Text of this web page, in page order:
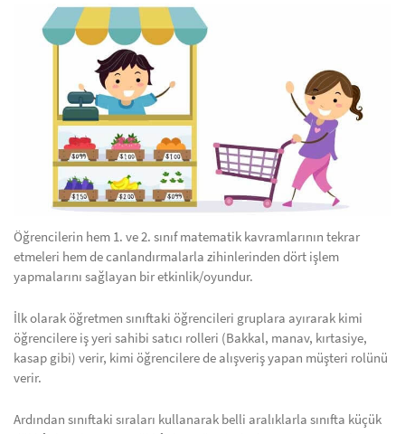
Öğrencilerin hem 1. ve 2. sınıf matematik kavramlarının tekrar
etmeleri hem de canlandırmalarla zihinlerinden dört işlem
yapmalarını sağlayan bir etkinlik/oyundur.
İlk olarak öğretmen sınıftaki öğrencileri gruplara ayırarak kimi
öğrencilere iş yeri sahibi satıcı rolleri (Bakkal, manav, kırtasiye,
kasap gibi) verir, kimi öğrencilere de alışveriş yapan müşteri rolünü
verir.
Ardından sınıftaki sıraları kullanarak belli aralıklarla sınıfta küçük